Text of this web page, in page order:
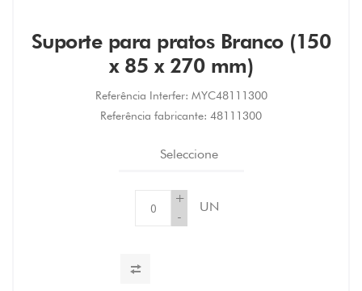
Suporte para pratos Branco (150
x 85 x 270 mm)
Referência Interfer: MYC48111300
Referência fabricante: 48111300
Seleccione
+
-
UN